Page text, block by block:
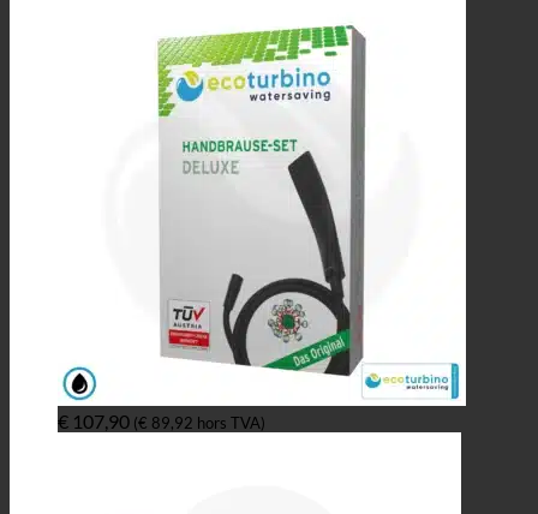
€ 107,90 (€ 89,92 hors TVA)